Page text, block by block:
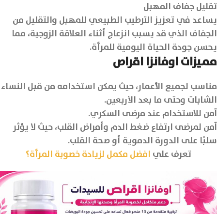
تقليل جفاف المهبل
يساعد في تعزيز الترطيب الطبيعي للمهبل والتقليل من
الجفاف الذي قد يسبب انزعاج أثناء العلاقة الزوجية، مما
يحسن جودة الحياة اليومية للمرأة.
مميزات اوفانزا اقراص
مناسب لجميع الأعمار، حيث يمكن استخدامه من قبل النساء
الشابات وحتى ما بعد الأربعين.
آمن للاستخدام عند مرضى السكري.
آمن لمرضى ارتفاع ضغط الدم وأمراض القلب، حيث لا يؤثر
سلبًا على الدورة الدموية أو صحة القلب.
تعرف علي افضل مكمل لزيادة خصوبة المرأة؟